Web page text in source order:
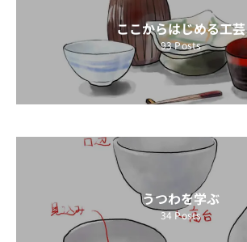
ここからはじめる工芸
93Posts
うつわを学ぶ
34Posts